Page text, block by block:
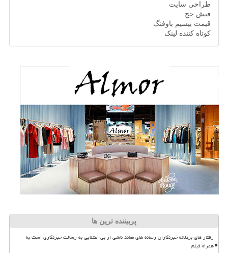
طراحی سایت
فیش حج
قیمت بیسیم باوفنگ
کوتاه کننده لینک
پربیننده ترین ها
رفتار های بزدلانه خبرنگاران رسانه های معاند ناشی از بی اعتنایی به رسالت خبرنگاری است به
همراه فیلم